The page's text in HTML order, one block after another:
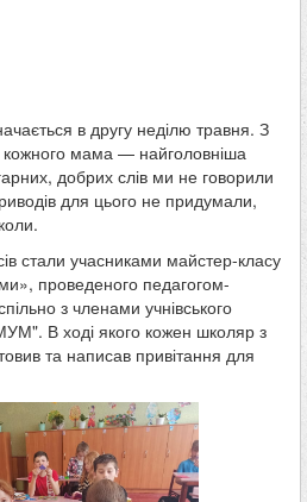
в другу неділю травня. З
кожного мама — найголовніша
добрих слів ми не говорили
для цього не придумали,
стали учасниками майстер-класу
проведеного педагогом-
з членами учнівського
В ході якого кожен школяр з
та написав привітання для